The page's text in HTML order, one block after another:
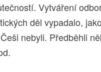
Vytváření
děl vypadalo,
nebyli. Předběhli